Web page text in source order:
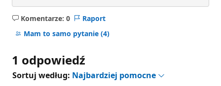
Komentarze: 0
Brak
komentarzy
Raport
Mam to samo pytanie (4)
1 odpowiedź
Sortuj według: Najbardziej pomocne